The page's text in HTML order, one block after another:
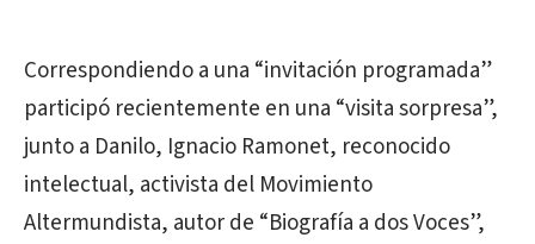
Correspondiendo a una “invitación programada”
participó recientemente en una “visita sorpresa”,
junto a Danilo, Ignacio Ramonet, reconocido
intelectual, activista del Movimiento
Altermundista, autor de “Biografía a dos Voces”,